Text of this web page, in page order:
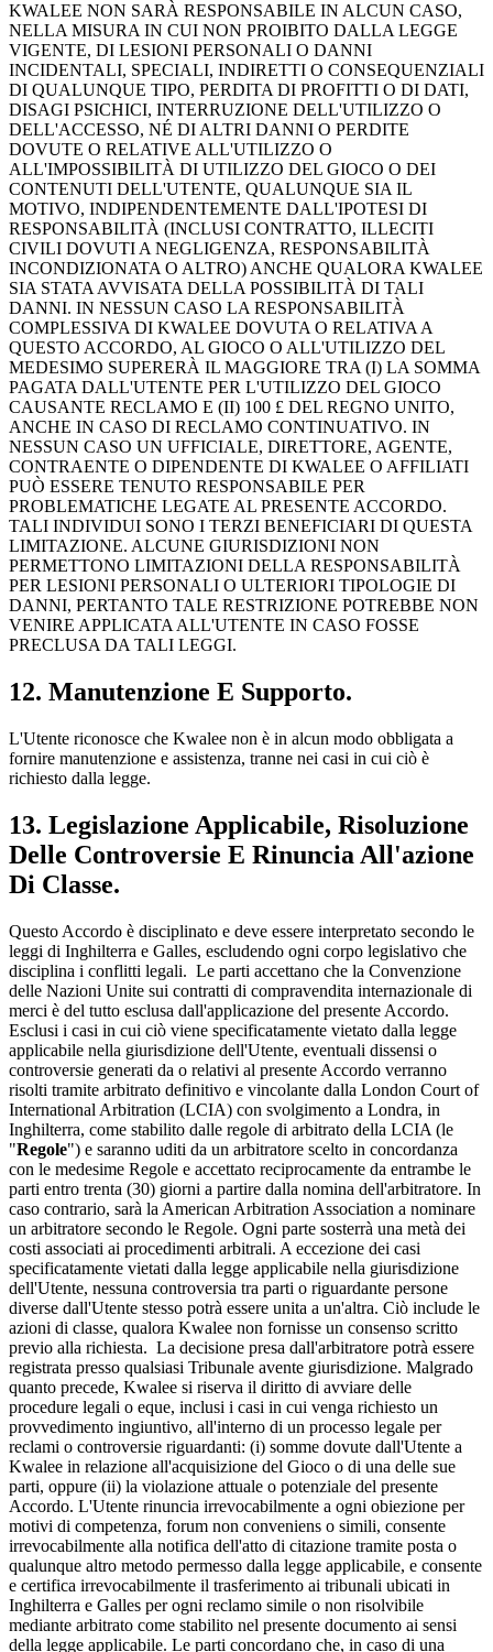
KWALEE NON SARÀ RESPONSABILE IN ALCUN CASO,
NELLA MISURA IN CUI NON PROIBITO DALLA LEGGE
VIGENTE, DI LESIONI PERSONALI O DANNI
INCIDENTALI, SPECIALI, INDIRETTI O CONSEQUENZIALI
DI QUALUNQUE TIPO, PERDITA DI PROFITTI O DI DATI,
DISAGI PSICHICI, INTERRUZIONE DELL'UTILIZZO O
DELL'ACCESSO, NÉ DI ALTRI DANNI O PERDITE
DOVUTE O RELATIVE ALL'UTILIZZO O
ALL'IMPOSSIBILITÀ DI UTILIZZO DEL GIOCO O DEI
CONTENUTI DELL'UTENTE, QUALUNQUE SIA IL
MOTIVO, INDIPENDENTEMENTE DALL'IPOTESI DI
RESPONSABILITÀ (INCLUSI CONTRATTO, ILLECITI
CIVILI DOVUTI A NEGLIGENZA, RESPONSABILITÀ
INCONDIZIONATA O ALTRO) ANCHE QUALORA KWALEE
SIA STATA AVVISATA DELLA POSSIBILITÀ DI TALI
DANNI. IN NESSUN CASO LA RESPONSABILITÀ
COMPLESSIVA DI KWALEE DOVUTA O RELATIVA A
QUESTO ACCORDO, AL GIOCO O ALL'UTILIZZO DEL
MEDESIMO SUPERERÀ IL MAGGIORE TRA (I) LA SOMMA
PAGATA DALL'UTENTE PER L'UTILIZZO DEL GIOCO
CAUSANTE RECLAMO E (II) 100 £ DEL REGNO UNITO,
ANCHE IN CASO DI RECLAMO CONTINUATIVO. IN
NESSUN CASO UN UFFICIALE, DIRETTORE, AGENTE,
CONTRAENTE O DIPENDENTE DI KWALEE O AFFILIATI
PUÒ ESSERE TENUTO RESPONSABILE PER
PROBLEMATICHE LEGATE AL PRESENTE ACCORDO.
TALI INDIVIDUI SONO I TERZI BENEFICIARI DI QUESTA
LIMITAZIONE. ALCUNE GIURISDIZIONI NON
PERMETTONO LIMITAZIONI DELLA RESPONSABILITÀ
PER LESIONI PERSONALI O ULTERIORI TIPOLOGIE DI
DANNI, PERTANTO TALE RESTRIZIONE POTREBBE NON
VENIRE APPLICATA ALL'UTENTE IN CASO FOSSE
PRECLUSA DA TALI LEGGI.
12. Manutenzione E Supporto.
L'Utente riconosce che Kwalee non è in alcun modo obbligata a
fornire manutenzione e assistenza, tranne nei casi in cui ciò è
richiesto dalla legge.
13. Legislazione Applicabile, Risoluzione
Delle Controversie E Rinuncia All'azione
Di Classe.
Questo Accordo è disciplinato e deve essere interpretato secondo le
leggi di Inghilterra e Galles, escludendo ogni corpo legislativo che
disciplina i conflitti legali. Le parti accettano che la Convenzione
delle Nazioni Unite sui contratti di compravendita internazionale di
merci è del tutto esclusa dall'applicazione del presente Accordo.
Esclusi i casi in cui ciò viene specificatamente vietato dalla legge
applicabile nella giurisdizione dell'Utente, eventuali dissensi o
controversie generati da o relativi al presente Accordo verranno
risolti tramite arbitrato definitivo e vincolante dalla London Court of
International Arbitration (LCIA) con svolgimento a Londra, in
Inghilterra, come stabilito dalle regole di arbitrato della LCIA (le
"Regole") e saranno uditi da un arbitratore scelto in concordanza
con le medesime Regole e accettato reciprocamente da entrambe le
parti entro trenta (30) giorni a partire dalla nomina dell'arbitratore. In
caso contrario, sarà la American Arbitration Association a nominare
un arbitratore secondo le Regole. Ogni parte sosterrà una metà dei
costi associati ai procedimenti arbitrali. A eccezione dei casi
specificatamente vietati dalla legge applicabile nella giurisdizione
dell'Utente, nessuna controversia tra parti o riguardante persone
diverse dall'Utente stesso potrà essere unita a un'altra. Ciò include le
azioni di classe, qualora Kwalee non fornisse un consenso scritto
previo alla richiesta. La decisione presa dall'arbitratore potrà essere
registrata presso qualsiasi Tribunale avente giurisdizione. Malgrado
quanto precede, Kwalee si riserva il diritto di avviare delle
procedure legali o eque, inclusi i casi in cui venga richiesto un
provvedimento ingiuntivo, all'interno di un processo legale per
reclami o controversie riguardanti: (i) somme dovute dall'Utente a
Kwalee in relazione all'acquisizione del Gioco o di una delle sue
parti, oppure (ii) la violazione attuale o potenziale del presente
Accordo. L'Utente rinuncia irrevocabilmente a ogni obiezione per
motivi di competenza, forum non conveniens o simili, consente
irrevocabilmente alla notifica dell'atto di citazione tramite posta o
qualunque altro metodo permesso dalla legge applicabile, e consente
e certifica irrevocabilmente il trasferimento ai tribunali ubicati in
Inghilterra e Galles per ogni reclamo simile o non risolvibile
mediante arbitrato come stabilito nel presente documento ai sensi
della legge applicabile. Le parti concordano che, in caso di una